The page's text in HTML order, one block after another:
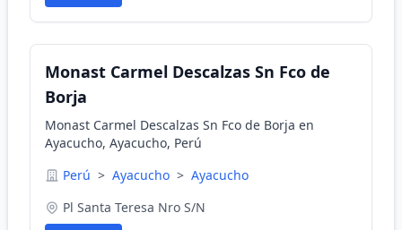
Monast Carmel Descalzas Sn Fco de
Borja
Monast Carmel Descalzas Sn Fco de Borja en
Ayacucho, Ayacucho, Perú
Perú > Ayacucho > Ayacucho
Pl Santa Teresa Nro S/N